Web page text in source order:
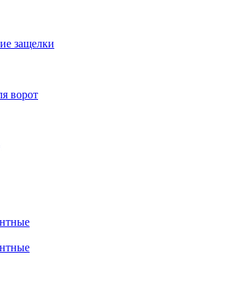
защелки
ворот